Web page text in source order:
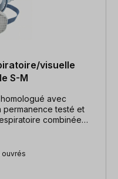
visuelle
S-M
avec
testé et
combinée
d'hygiène !
ouvrés